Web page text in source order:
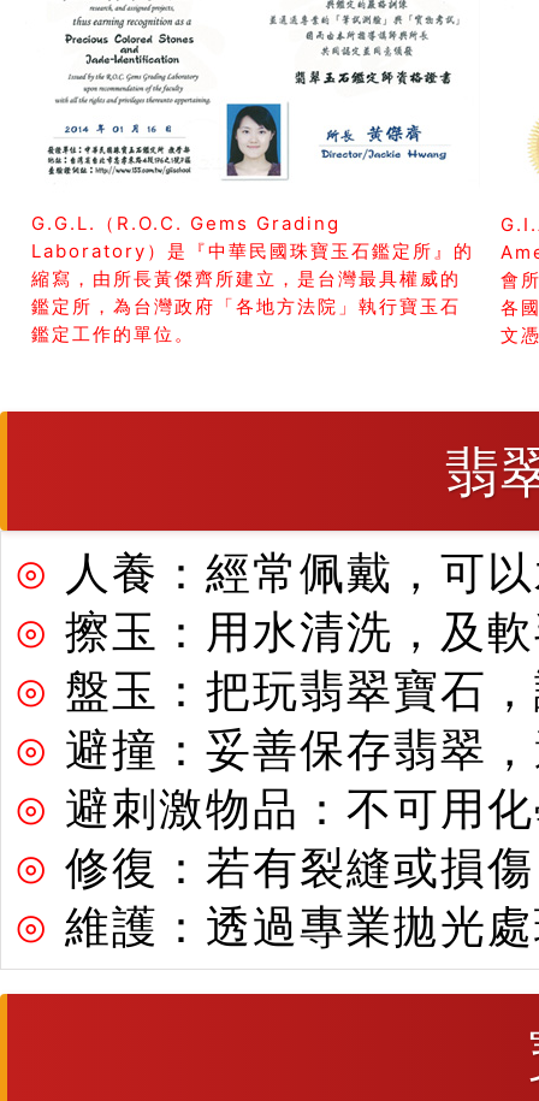
G.G.L.（R.O.C. Gems Grading
Laboratory）是『中華民國珠寶玉石鑑定所』的
縮寫，由所長黃傑齊所建立，是台灣最具權威的
鑑定所，為台灣政府「各地方法院」執行寶玉石
鑑定工作的單位。
會
各
文
翡
⊙ 人養：經常佩戴，可
⊙ 擦玉：用水清洗，及
⊙ 盤玉：把玩翡翠寶石
⊙ 避撞：妥善保存翡翠
⊙ 避刺激物品：不可用
⊙ 修復：若有裂縫或損
⊙ 維護：透過專業拋光